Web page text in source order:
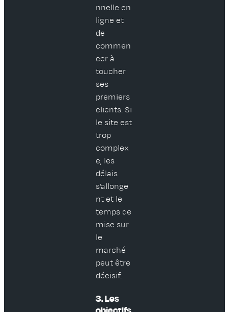
nnelle en
ligne et
de
commen
cer à
toucher
ses
premiers
clients. Si
le site est
trop
complex
e, les
délais
s’allonge
nt et le
temps de
mise sur
le
marché
peut être
décisif.
3. Les